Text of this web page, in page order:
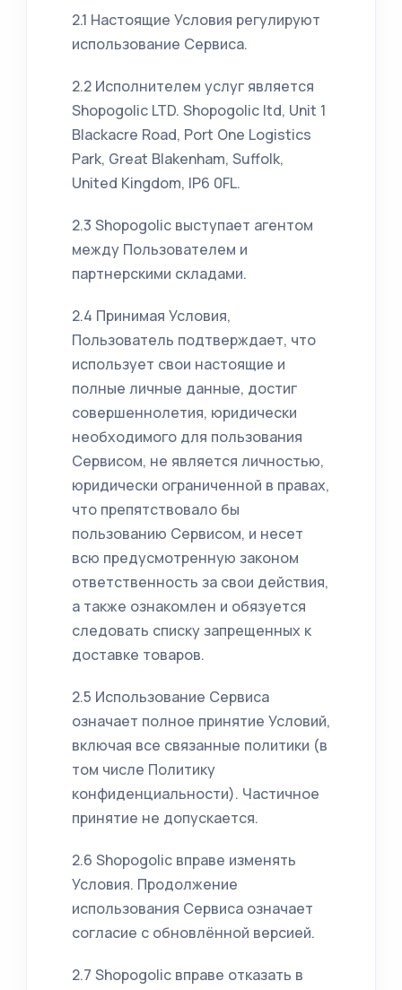
2.1 Настоящие Условия регулируют
использование Сервиса.
2.2 Исполнителем услуг является
Shopogolic LTD. Shopogolic ltd, Unit 1
Blackacre Road, Port One Logistics
Park, Great Blakenham, Suffolk,
United Kingdom, IP6 0FL.
2.3 Shopogolic выступает агентом
между Пользователем и
партнерскими складами.
2.4 Принимая Условия,
Пользователь подтверждает, что
использует свои настоящие и
полные личные данные, достиг
совершеннолетия, юридически
необходимого для пользования
Сервисом, не является личностью,
юридически ограниченной в правах,
что препятствовало бы
пользованию Сервисом, и несет
всю предусмотренную законом
ответственность за свои действия,
а также ознакомлен и обязуется
следовать списку запрещенных к
доставке товаров.
2.5 Использование Сервиса
означает полное принятие Условий,
включая все связанные политики (в
том числе Политику
конфиденциальности). Частичное
принятие не допускается.
2.6 Shopogolic вправе изменять
Условия. Продолжение
использования Сервиса означает
согласие с обновлённой версией.
2.7 Shopogolic вправе отказать в